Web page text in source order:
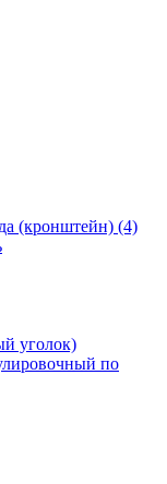
(кронштейн) (4)
уголок)
по